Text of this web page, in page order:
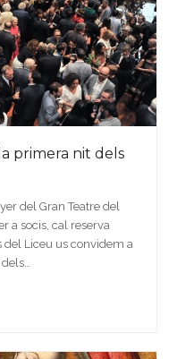
primera nit dels
del Gran Teatre del
a socis, cal reserva
del Liceu us convidem a